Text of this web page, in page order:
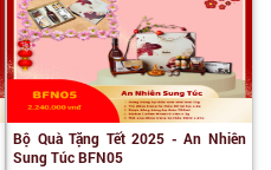
Bộ Quà Tặng Tết 2025 - An Nhiên
Sung Túc BFN05